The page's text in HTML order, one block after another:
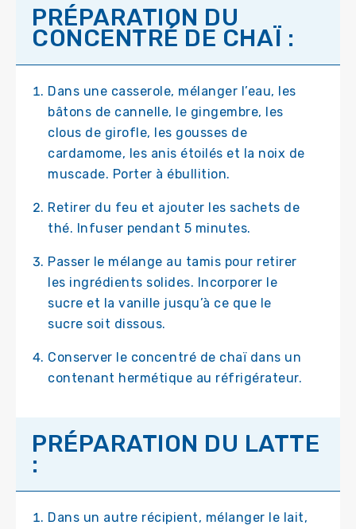
PRÉPARATION DU
CONCENTRÉ DE CHAÏ :
Dans une casserole, mélanger l’eau, les
bâtons de cannelle, le gingembre, les
clous de girofle, les gousses de
cardamome, les anis étoilés et la noix de
muscade. Porter à ébullition.
Retirer du feu et ajouter les sachets de
thé. Infuser pendant 5 minutes.
Passer le mélange au tamis pour retirer
les ingrédients solides. Incorporer le
sucre et la vanille jusqu’à ce que le
sucre soit dissous.
Conserver le concentré de chaï dans un
contenant hermétique au réfrigérateur.
PRÉPARATION DU LATTE
:
Dans un autre récipient, mélanger le lait,